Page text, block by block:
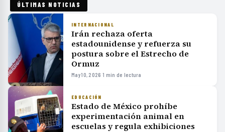
ÚLTIMAS NOTICIAS
INTERNACIONAL
Irán rechaza oferta
estadounidense y refuerza su
postura sobre el Estrecho de
Ormuz
May 10, 2026 ·1 min de lectura
EDUCACIÓN
Estado de México prohíbe
experimentación animal en
escuelas y regula exhibiciones